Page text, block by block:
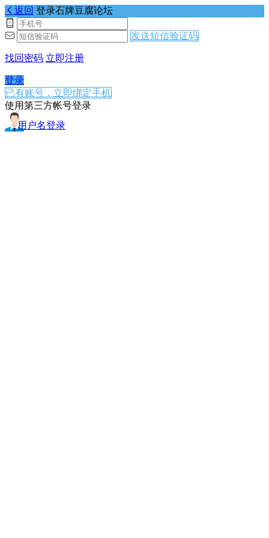
返回 登录石牌豆腐论坛
发送短信验证码
找回密码 立即注册
登录
已有账号，立即绑定手机
使用第三方帐号登录
用户名登录